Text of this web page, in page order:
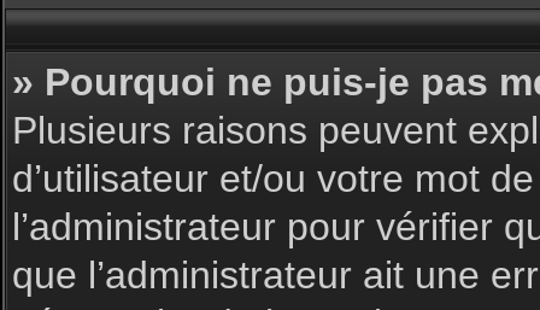
» Pourquoi ne puis-je pas
Plusieurs raisons peuvent
d’utilisateur et/ou votre mot
l’administrateur pour vérifier
que l’administrateur ait une